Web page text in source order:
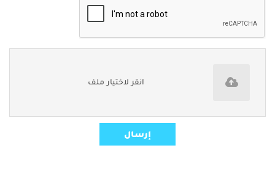
انقر لاختيار ملف
إرسال